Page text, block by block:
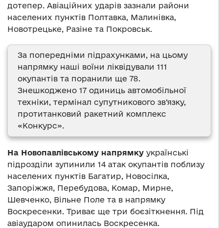
дотепер. Авіаційних ударів зазнали райони
населених пунктів Полтавка, Малинівка,
Новотрецьке, Разіне та Покровськ.
За попередніми підрахунками, на цьому
напрямку наші воїни ліквідували 111
окупантів та поранили ще 78.
Знешкоджено 17 одиниць автомобільної
техніки, термінал супутникового зв’язку,
протитанковий ракетний комплекс
«Конкурс».
На Новопавлівському напрямку українські
підрозділи зупинили 14 атак окупантів поблизу
населених пунктів Багатир, Новосілка,
Запоріжжя, Перебудова, Комар, Мирне,
Шевченко, Вільне Поле та в напрямку
Воскресенки. Триває ще три боєзіткнення. Під
авіаударом опинилась Воскресенка.